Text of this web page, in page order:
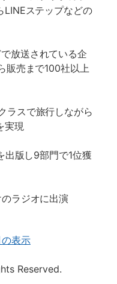
LINEステップなどの
放送されている企
販売まで100社以上
ラスで旅行しながら
実現
出版し9部門で1位獲
ラジオに出演
表示
Reserved.